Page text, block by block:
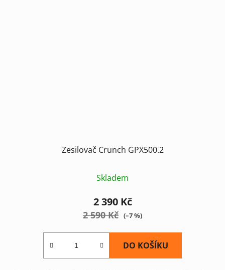
Zesilovač Crunch GPX500.2
Skladem
2 390 Kč
2 590 Kč (–7 %)
DO KOŠÍKU